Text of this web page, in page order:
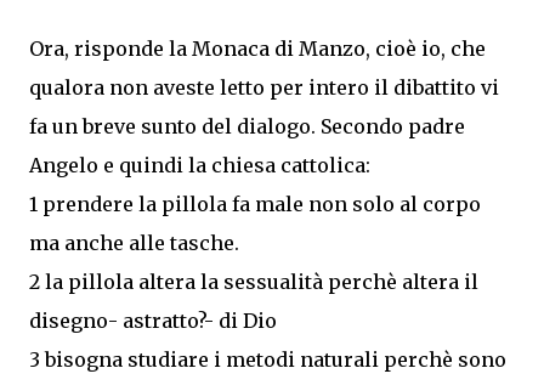
Ora, risponde la Monaca di Manzo, cioè io, che
qualora non aveste letto per intero il dibattito vi
fa un breve sunto del dialogo. Secondo padre
Angelo e quindi la chiesa cattolica:
1 prendere la pillola fa male non solo al corpo
ma anche alle tasche.
2 la pillola altera la sessualità perchè altera il
disegno- astratto?- di Dio
3 bisogna studiare i metodi naturali perchè sono